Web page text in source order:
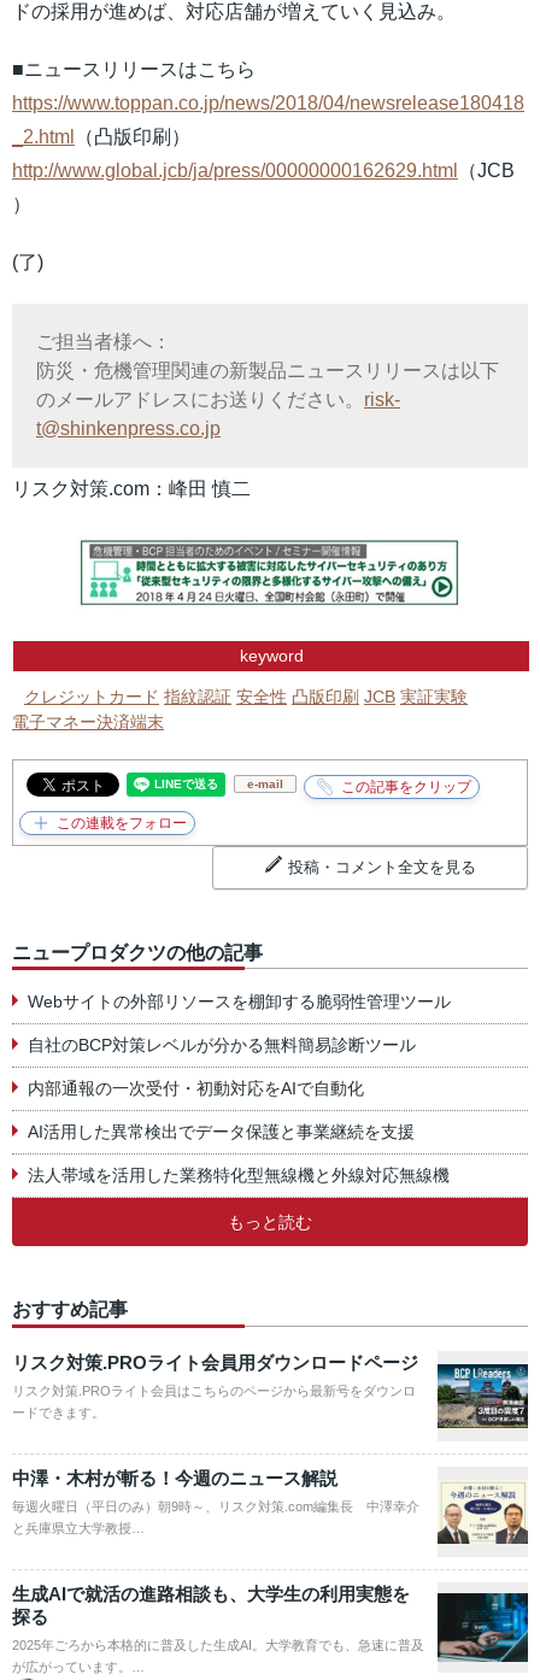
ドの採用が進めば、対応店舗が増えていく見込み。
■ニュースリリースはこちら
https://www.toppan.co.jp/news/2018/04/newsrelease180418
_2.html
（凸版印刷）
http://www.global.jcb/ja/press/00000000162629.html
（JCB
）
(了)
ご担当者様へ：
防災・危機管理関連の新製品ニュースリリースは以下
のメールアドレスにお送りください。 risk-
t@shinkenpress.co.jp
リスク対策.com：峰田 慎二
keyword
クレジットカード 指紋認証 安全性 凸版印刷 JCB 実証実験
電子マネー決済端末
e-mail
投稿・コメント全文を見る
ニュープロダクツの他の記事
Webサイトの外部リソースを棚卸する脆弱性管理ツール
自社のBCP対策レベルが分かる無料簡易診断ツール
内部通報の一次受付・初動対応をAIで自動化
AI活用した異常検出でデータ保護と事業継続を支援
法人帯域を活用した業務特化型無線機と外線対応無線機
もっと読む
おすすめ記事
リスク対策.PROライト会員用ダウンロードページ
リスク対策.PROライト会員はこちらのページから最新号をダウンロ
ードできます。
中澤・木村が斬る！今週のニュース解説
毎週火曜日（平日のみ）朝9時～、リスク対策.com編集長 中澤幸介
と兵庫県立大学教授…
生成AIで就活の進路相談も、大学生の利用実態を
探る
2025年ごろから本格的に普及した生成AI。大学教育でも、急速に普及
が広がっています。…